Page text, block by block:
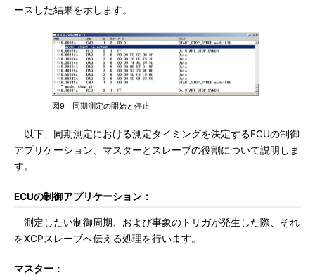
ースした結果を示します。
図9 同期測定の開始と停止
以下、同期測定における測定タイミングを決定するECUの制御
アプリケーション、マスターとスレーブの役割について説明しま
す。
ECUの制御アプリケーション：
測定したい制御周期、および事象のトリガが発生した際、それ
をXCPスレーブへ伝える処理を行います。
マスター：